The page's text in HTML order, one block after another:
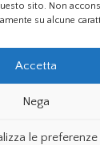
sito. Non
su alcune
Accetta
Nega
le preferenze